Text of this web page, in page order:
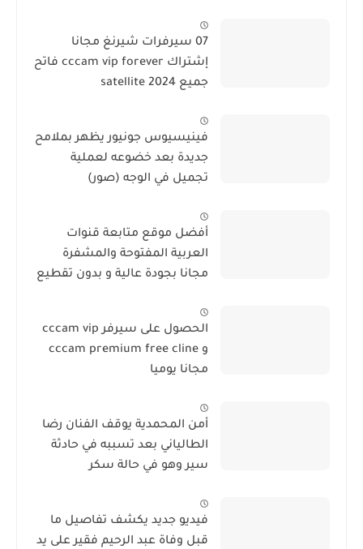
07 سيرفرات شيرنغ مجانا
إشتراك cccam vip forever فاتح
جميع satellite 2024
فينيسيوس جونيور يظهر بملامح
جديدة بعد خضوعه لعملية
تجميل في الوجه (صور)
أفضل موقع متابعة قنوات
العربية المفتوحة والمشفرة
مجانا بجودة عالية و بدون تقطيع
الحصول على سيرفر cccam vip
و cccam premium free cline
مجانا يوميا
أمن المحمدية يوقف الفنان رضا
الطالياني بعد تسببه في حادثة
سير وهو في حالة سكر
فيديو جديد يكشف تفاصيل ما
قبل وفاة عبد الرحيم فقير على يد